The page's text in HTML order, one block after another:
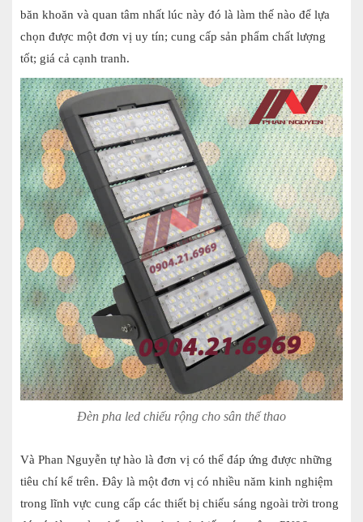
băn khoăn và quan tâm nhất lúc này đó là làm thế nào để lựa
chọn được một đơn vị uy tín; cung cấp sản phẩm chất lượng
tốt; giá cả cạnh tranh.
Đèn pha led chiếu rộng cho sân thể thao
Và Phan Nguyễn tự hào là đơn vị có thể đáp ứng được những
tiêu chí kể trên. Đây là một đơn vị có nhiều năm kinh nghiệm
trong lĩnh vực cung cấp các thiết bị chiếu sáng ngoài trời trong